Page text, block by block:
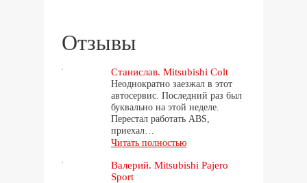
Отзывы
Станислав. Mitsubishi Colt
Неоднократно заезжал в этот
автосервис. Последний раз был
буквально на этой неделе.
Перестал работать ABS,
приехал…
Читать полностью
Валерий. Mitsubishi Pajero
Sport